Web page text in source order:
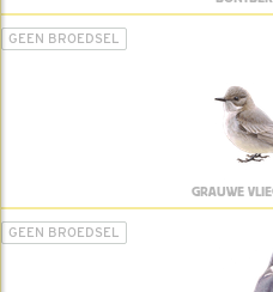
GEEN BROEDSEL
GRAUWE
GEEN BROEDSEL